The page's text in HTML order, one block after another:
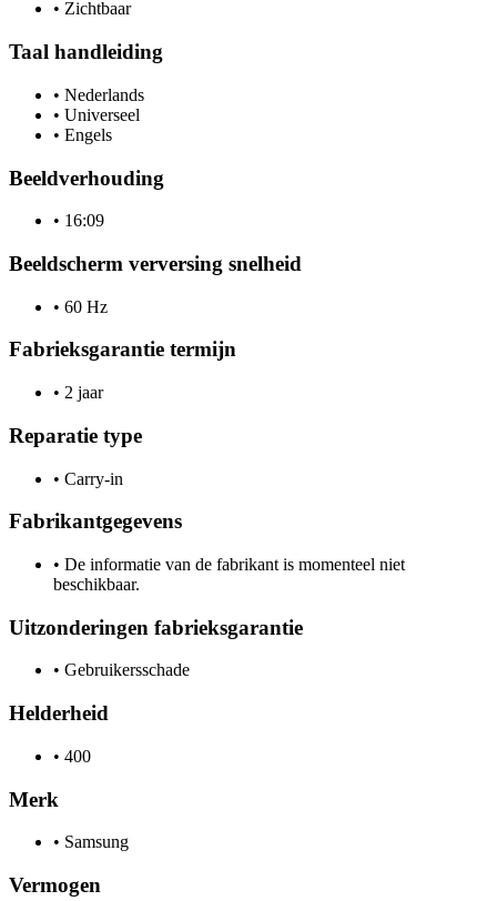
• Zichtbaar
Taal handleiding
• Nederlands
• Universeel
• Engels
Beeldverhouding
• 16:09
Beeldscherm verversing snelheid
• 60 Hz
Fabrieksgarantie termijn
• 2 jaar
Reparatie type
• Carry-in
Fabrikantgegevens
• De informatie van de fabrikant is momenteel niet
beschikbaar.
Uitzonderingen fabrieksgarantie
• Gebruikersschade
Helderheid
• 400
Merk
• Samsung
Vermogen